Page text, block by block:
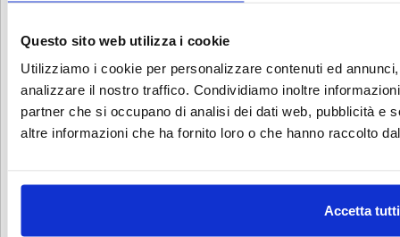
Questo sito web utilizza i cookie
Utilizziamo i cookie per personalizzare contenuti ed
analizzare il nostro traffico. Condividiamo inoltre
partner che si occupano di analisi dei dati web, pubblicità e
altre informazioni che ha fornito loro o che hanno raccolto
Accetta tutti
per valutare la
alle esigenze del
paziente. Prenota
per un piano su